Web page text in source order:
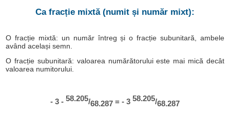
Ca fracție mixtă (numit și număr mixt):
O fracție mixtă: un număr întreg și o fracție subunitară, ambele
având același semn.
O fracție subunitară: valoarea numărătorului este mai mică decât
valoarea numitorului.
- 3 - 58.205/68.287 = - 3 58.205/68.287